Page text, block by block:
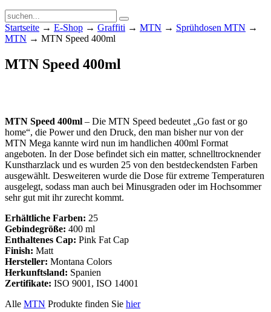
Startseite → E-Shop → Graffiti → MTN → Sprühdosen MTN →
MTN → MTN Speed 400ml
MTN Speed 400ml
MTN Speed 400ml – Die MTN Speed bedeutet „Go fast or go
home“, die Power und den Druck, den man bisher nur von der
MTN Mega kannte wird nun im handlichen 400ml Format
angeboten. In der Dose befindet sich ein matter, schnelltrocknender
Kunstharzlack und es wurden 25 von den bestdeckendsten Farben
ausgewählt. Desweiteren wurde die Dose für extreme Temperaturen
ausgelegt, sodass man auch bei Minusgraden oder im Hochsommer
sehr gut mit ihr zurecht kommt.
Erhältliche Farben: 25
Gebindegröße: 400 ml
Enthaltenes Cap: Pink Fat Cap
Finish: Matt
Hersteller: Montana Colors
Herkunftsland: Spanien
Zertifikate: ISO 9001, ISO 14001
Alle MTN Produkte finden Sie hier